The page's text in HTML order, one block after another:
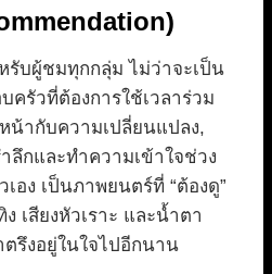
รับผู้ชมทุกกลุ่ม ไม่ว่าจะเป็น
รัวที่ต้องการใช้เวลาร่วม
น้ากับความเปลี่ยนแปลง,
ลึกและทำความเข้าใจช่วง
อง เป็นภาพยนตร์ที่ “ต้องดู”
เสียงหัวเราะ และน้ำตา
รึงอยู่ในใจไปอีกนาน